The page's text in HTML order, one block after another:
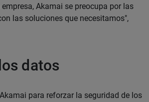
Akamai se preocupa por las
las soluciones que necesitamos",
datos
para reforzar la seguridad de los